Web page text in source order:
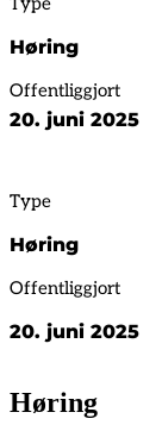
Høring
Offentliggjort
20. juni 2025
Type
Høring
Offentliggjort
20. juni 2025
Høring